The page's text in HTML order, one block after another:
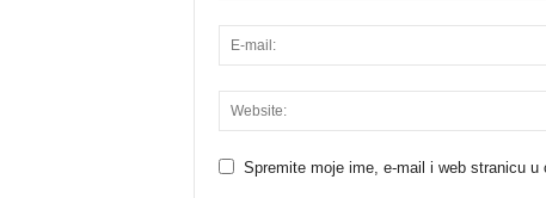
Spremite moje ime, e-mail i web stranicu